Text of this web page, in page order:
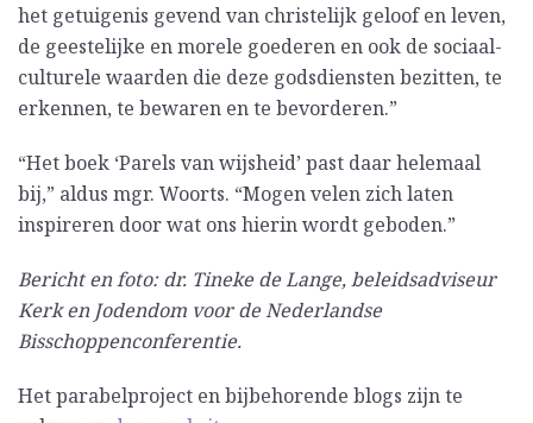
het getuigenis gevend van christelijk geloof en leven,
de geestelijke en morele goederen en ook de sociaal-
culturele waarden die deze godsdiensten bezitten, te
erkennen, te bewaren en te bevorderen.”
“Het boek ‘Parels van wijsheid’ past daar helemaal
bij,” aldus mgr. Woorts. “Mogen velen zich laten
inspireren door wat ons hierin wordt geboden.”
Bericht en foto: dr. Tineke de Lange, beleidsadviseur
Kerk en Jodendom voor de Nederlandse
Bisschoppenconferentie.
Het parabelproject en bijbehorende blogs zijn te